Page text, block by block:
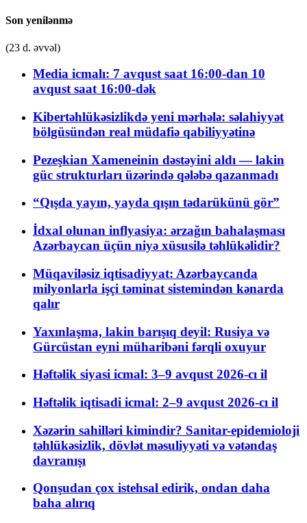
Son yenilənmə
(23 d. əvvəl)
Media icmalı: 7 avqust saat 16:00-dan 10
avqust saat 16:00-dək
Kibertəhlükəsizlikdə yeni mərhələ: səlahiyyət
bölgüsündən real müdafiə qabiliyyətinə
Pezeşkian Xameneinin dəstəyini aldı — lakin
güc strukturları üzərində qələbə qazanmadı
“Qışda yayın, yayda qışın tədarükünü gör”
İdxal olunan inflyasiya: ərzağın bahalaşması
Azərbaycan üçün niyə xüsusilə təhlükəlidir?
Müqaviləsiz iqtisadiyyat: Azərbaycanda
milyonlarla işçi təminat sistemindən kənarda
qalır
Yaxınlaşma, lakin barışıq deyil: Rusiya və
Gürcüstan eyni müharibəni fərqli oxuyur
Həftəlik siyasi icmal: 3–9 avqust 2026-cı il
Həftəlik iqtisadi icmal: 2–9 avqust 2026-cı il
Xəzərin sahilləri kimindir? Sanitar-epidemioloji
təhlükəsizlik, dövlət məsuliyyəti və vətəndaş
davranışı
Qonşudan çox istehsal edirik, ondan daha
baha alırıq